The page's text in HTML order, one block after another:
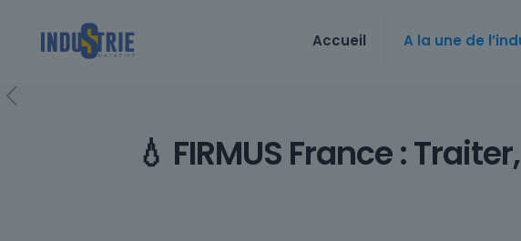
Accueil A la une de
💧 FIRMUS France :